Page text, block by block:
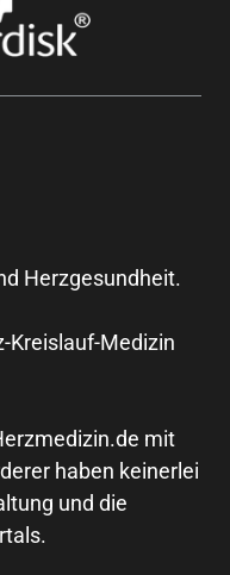
Herzgesundheit.
Kreislauf-Medizin
mit
haben keinerlei
und die